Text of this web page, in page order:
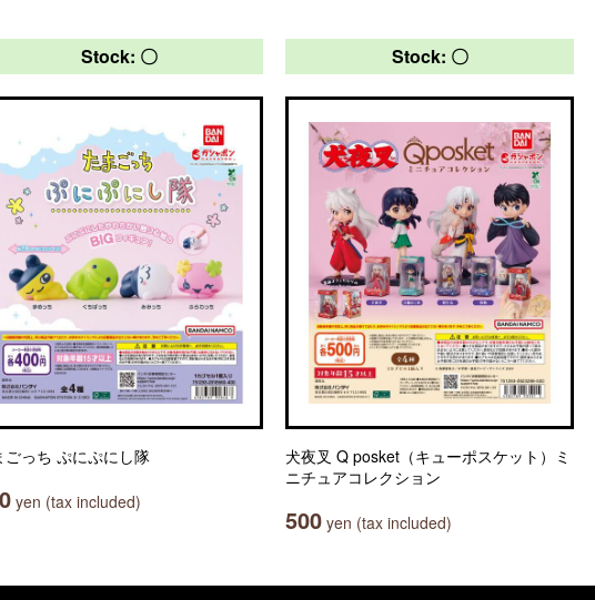
Stock: 〇
ごっち ぷにぷにし隊
yen (tax included)
Stock: 〇
犬夜叉 Q posket（キューポスケット）ミ
ニチュアコレクション
500 yen (tax included)